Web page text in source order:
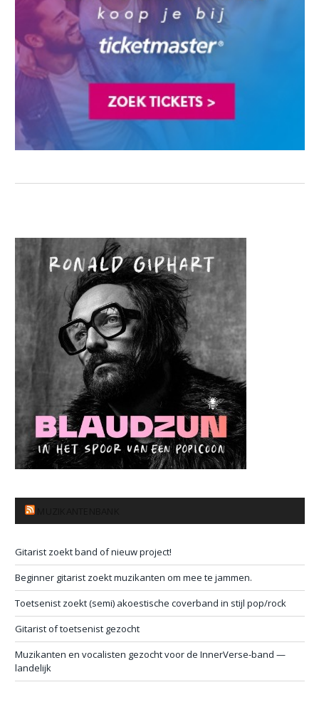
Gitarist zoekt band of nieuw project!
Beginner gitarist zoekt muzikanten om mee te jammen.
Toetsenist zoekt (semi) akoestische coverband in stijl pop/rock
Gitarist of toetsenist gezocht
Muzikanten en vocalisten gezocht voor de InnerVerse-band —
landelijk